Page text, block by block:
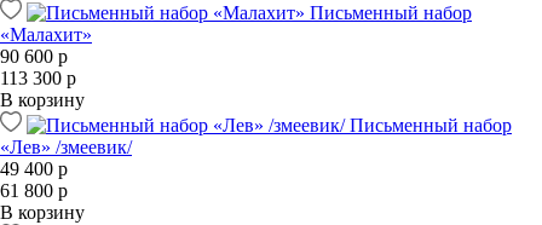
Письменный набор
«Малахит»
90 600 р
113 300 р
В корзину
Письменный набор
«Лев» /змеевик/
49 400 р
61 800 р
В корзину